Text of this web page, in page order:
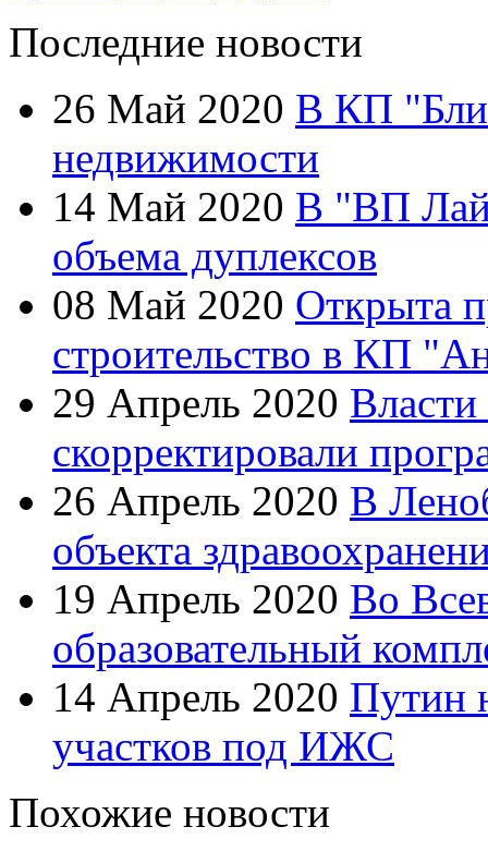
Последние новости
26 Май 2020 В КП
недвижимости
14 Май 2020 В "ВП
объема дуплексов
08 Май 2020 Открыта
строительство в КП
29 Апрель 2020
скорректировали
26 Апрель 2020 В
объекта
19 Апрель 2020 Во
образовательный
14 Апрель 2020 Путин
участков под ИЖС
Похожие новости